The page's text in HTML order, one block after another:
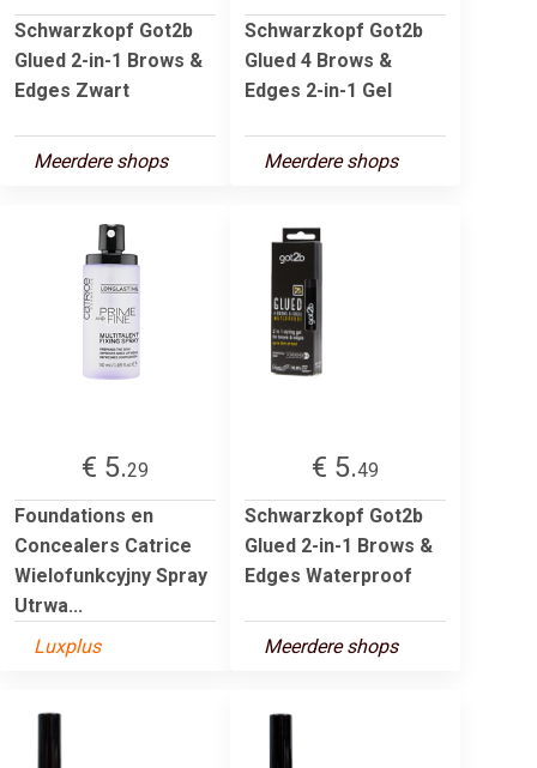
Schwarzkopf Got2b
Glued 2-in-1 Brows &
Edges Zwart
Meerdere shops
Schwarzkopf Got2b
Glued 4 Brows &
Edges 2-in-1 Gel
Meerdere shops
€ 5.29
Foundations en
Concealers Catrice
Wielofunkcyjny Spray
Utrwa...
Luxplus
€ 5.49
Schwarzkopf Got2b
Glued 2-in-1 Brows &
Edges Waterproof
Meerdere shops